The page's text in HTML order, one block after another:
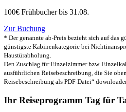
100€ Frühbucher bis 31.08.
Zur Buchung
* Der genannte ab-Preis bezieht sich auf das
günstigste Kabinenkategorie bei
Haustürabholung.
Den Zuschlag für Einzelzimmer bzw.
ausführlichen Reisebeschreibung, die Sie
Reisebeschreibung als PDF-Datei“
Ihr Reiseprogramm Tag für